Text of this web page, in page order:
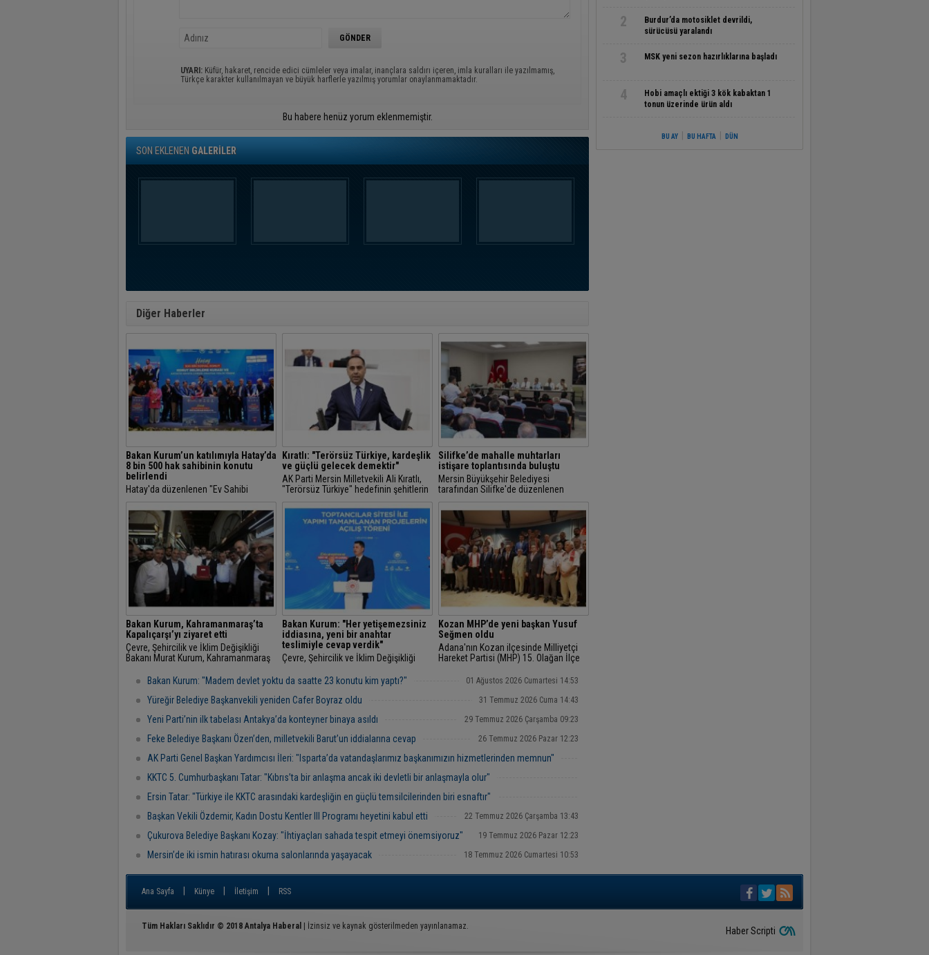
UYARI: Küfür, hakaret, rencide edici cümleler veya imalar, inançlara saldırı içeren, imla kuralları ile yazılmamış,
Türkçe karakter kullanılmayan ve büyük harflerle yazılmış yorumlar onaylanmamaktadır.
Bu habere henüz yorum eklenmemiştir.
SON EKLENEN GALERİLER
Diğer Haberler
Bakan Kurum’un katılımıyla Hatay’da
8 bin 500 hak sahibinin konutu
belirlendi
Hatay'da düzenlenen "Ev Sahibi
Türkiye" Konut Belirleme Kura Töreni'ne
katılan Çevre, Şehircilik ve İklim
Değişikliği Bakanı Murat Kurum,
Hatay'da kurası...
Kıratlı: "Terörsüz Türkiye, kardeşlik
ve güçlü gelecek demektir"
AK Parti Mersin Milletvekili Ali Kıratlı,
"Terörsüz Türkiye" hedefinin şehitlerin
emanetine sahip çıkma iradesinin en
güçlü göstergesi olduğunu belirterek,...
Silifke’de mahalle muhtarları
istişare toplantısında buluştu
Mersin Büyükşehir Belediyesi
tarafından Silifke'de düzenlenen
toplantıda 81 mahalle muhtarı yerel
yöneticilerle bir araya geldi.
Bakan Kurum, Kahramanmaraş’ta
Kapalıçarşı’yı ziyaret etti
Çevre, Şehircilik ve İklim Değişikliği
Bakanı Murat Kurum, Kahramanmaraş
edilen Tarihi Kapalıçarşı'yı ziyaret etti.
Bakan Kurum: "Her yetişemezsiniz
iddiasına, yeni bir anahtar
teslimiyle cevap verdik"
Çevre, Şehircilik ve İklim Değişikliği
verdiysek yaparız. Biz bu şehirlerin
yeniden ayağa kalkacağına daha
enkazın tozu...
Kozan MHP’de yeni başkan Yusuf
Seğmen oldu
Adana'nın Kozan ilçesinde Milliyetçi
Hareket Partisi (MHP) 15. Olağan İlçe
Bakan Kurum: "Madem devlet yoktu da saatte 23 konutu kim yaptı?"
01 Ağustos 2026 Cumartesi 14:53
Yüreğir Belediye Başkanvekili yeniden Cafer Boyraz oldu 31 Temmuz 2026 Cuma 14:43
Yeni Parti’nin ilk tabelası Antakya’da konteyner binaya asıldı 29 Temmuz 2026 Çarşamba 09:23
Feke Belediye Başkanı Özen’den, milletvekili Barut’un iddialarına cevap 26 Temmuz 2026 Pazar 12:23
AK Parti Genel Başkan Yardımcısı İleri: "Isparta’da vatandaşlarımız başkanımızın hizmetlerinden memnun"
25 Temmuz 2026 Cumartesi 14:43
KKTC 5. Cumhurbaşkanı Tatar: "Kıbrıs’ta bir anlaşma ancak iki devletli bir anlaşmayla olur"
23 Temmuz 2026 Perşembe 22:43
Ersin Tatar: "Türkiye ile KKTC arasındaki kardeşliğin en güçlü temsilcilerinden biri esnaftır"
22 Temmuz 2026 Çarşamba 18:08
Başkan Vekili Özdemir, Kadın Dostu Kentler III Programı heyetini kabul etti 22 Temmuz 2026 Çarşamba 13:43
Çukurova Belediye Başkanı Kozay: "İhtiyaçları sahada tespit etmeyi önemsiyoruz" 19 Temmuz 2026 Pazar 12:23
Mersin’de iki ismin hatırası okuma salonlarında yaşayacak 18 Temmuz 2026 Cumartesi 10:53
2
Burdur’da motosiklet devrildi,
sürücüsü yaralandı
3 MSK yeni sezon hazırlıklarına başladı
4
Hobi amaçlı ektiği 3 kök kabaktan 1
tonun üzerinde ürün aldı
BU AY BU HAFTA DÜN
Ana Sayfa Künye İletişim RSS
Tüm Hakları Saklıdır © 2018 Antalya Haberal | İzinsiz ve kaynak gösterilmeden yayınlanamaz. Haber Scripti